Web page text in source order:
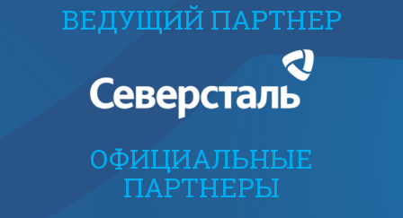
ВЕДУЩИЙ ПАРТНЕР
ОФИЦИАЛЬНЫЕ
ПАРТНЕРЫ